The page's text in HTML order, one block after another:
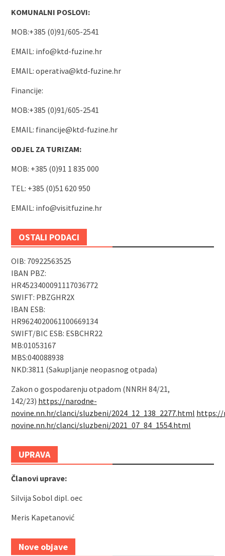
KOMUNALNI POSLOVI:
MOB:+385 (0)91/605-2541
EMAIL: info@ktd-fuzine.hr
EMAIL: operativa@ktd-fuzine.hr
Financije:
MOB:+385 (0)91/605-2541
EMAIL: financije@ktd-fuzine.hr
ODJEL ZA TURIZAM:
MOB: +385 (0)91 1 835 000
TEL: +385 (0)51 620 950
EMAIL: info@visitfuzine.hr
OSTALI PODACI
OIB: 70922563525
IBAN PBZ:
HR4523400091117036772
SWIFT: PBZGHR2X
IBAN ESB:
HR9624020061100669134
SWIFT/BIC ESB: ESBCHR22
MB:01053167
MBS:040088938
NKD:3811 (Sakupljanje neopasnog otpada)
Zakon o gospodarenju otpadom (NNRH 84/21,
142/23) https://narodne-
novine.nn.hr/clanci/sluzbeni/2024_12_138_2277.html https://
novine.nn.hr/clanci/sluzbeni/2021_07_84_1554.html
UPRAVA
Članovi uprave:
Silvija Sobol dipl. oec
Meris Kapetanović
Nove objave